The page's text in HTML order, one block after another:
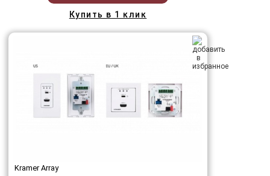
Купить в 1 клик
Kramer Array